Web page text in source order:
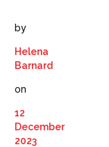
by
Helena
Barnard
on
12
December
2023